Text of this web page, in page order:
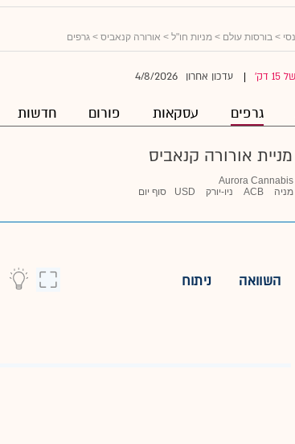
> בורסות עולם > מניות חו"ל > אורורה קנאביס > גרפים
דק' עדכון אחרון 4/8/2026
גרפים עסקאות פורום חדשות
מניית אורורה קנאביס
Aurora Cannabis
מניה
ACB ניו-יורק USD סוף יום
השוואה ניתוח